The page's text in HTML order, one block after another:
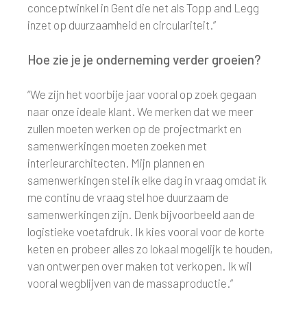
conceptwinkel in Gent die net als Topp and Legg
inzet op duurzaamheid en circulariteit.”
Hoe zie je je onderneming verder groeien?
“We zijn het voorbije jaar vooral op zoek gegaan
naar onze ideale klant. We merken dat we meer
zullen moeten werken op de projectmarkt en
samenwerkingen moeten zoeken met
interieurarchitecten. Mijn plannen en
samenwerkingen stel ik elke dag in vraag omdat ik
me continu de vraag stel hoe duurzaam de
samenwerkingen zijn. Denk bijvoorbeeld aan de
logistieke voetafdruk. Ik kies vooral voor de korte
keten en probeer alles zo lokaal mogelijk te houden,
van ontwerpen over maken tot verkopen. Ik wil
vooral wegblijven van de massaproductie.”